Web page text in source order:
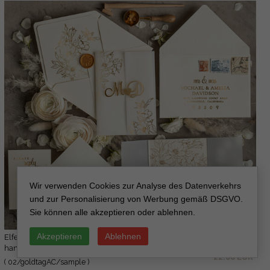
Elfenbein-Hochzeitseinladung Muster,
handgemachtes Muster-Set, Glamour-Acryl-
Hochzeitseinladung Muster-Set, luxuriöse
( 02/goldtagAC/sample )
22.00 EUR
Wir verwenden Cookies zur Analyse des Datenverkehrs
und zur Personalisierung von Werbung gemäß DSGVO.
Sie können alle akzeptieren oder ablehnen.
Akzeptieren Ablehnen